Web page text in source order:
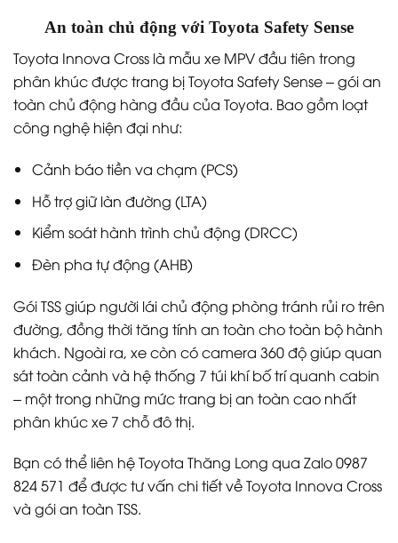
An toàn chủ động với Toyota Safety Sense
Toyota Innova Cross là mẫu xe MPV đầu tiên trong
phân khúc được trang bị Toyota Safety Sense – gói an
toàn chủ động hàng đầu của Toyota. Bao gồm loạt
công nghệ hiện đại như:
Cảnh báo tiền va chạm (PCS)
Hỗ trợ giữ làn đường (LTA)
Kiểm soát hành trình chủ động (DRCC)
Đèn pha tự động (AHB)
Gói TSS giúp người lái chủ động phòng tránh rủi ro trên
đường, đồng thời tăng tính an toàn cho toàn bộ hành
khách. Ngoài ra, xe còn có camera 360 độ giúp quan
sát toàn cảnh và hệ thống 7 túi khí bố trí quanh cabin
– một trong những mức trang bị an toàn cao nhất
phân khúc xe 7 chỗ đô thị.
Bạn có thể liên hệ Toyota Thăng Long qua Zalo 0987
824 571 để được tư vấn chi tiết về Toyota Innova Cross
và gói an toàn TSS.